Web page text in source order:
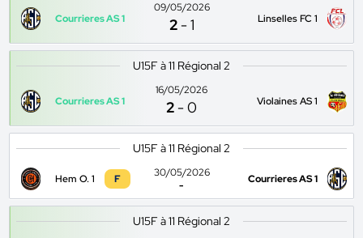
Courrieres AS 1
09/05/2026
2 -1 Linselles FC 1
U15F à 11 Régional 2
Courrieres AS 1
16/05/2026
2 -0 Violaines AS 1
U15F à 11 Régional 2
Hem O. 1 F
30/05/2026
-
Courrieres AS 1
U15F à 11 Régional 2